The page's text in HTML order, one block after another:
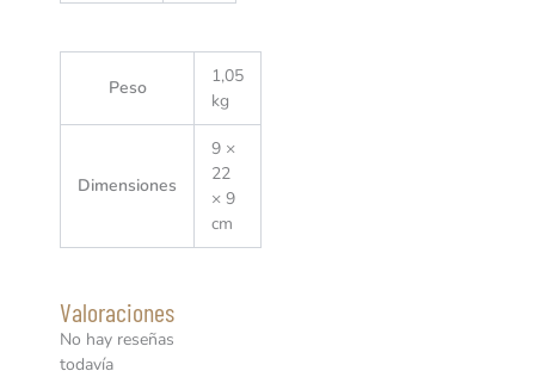
Peso
1,05
kg
Dimensiones
9 ×
22
× 9
cm
Valoraciones
No hay reseñas
todavía